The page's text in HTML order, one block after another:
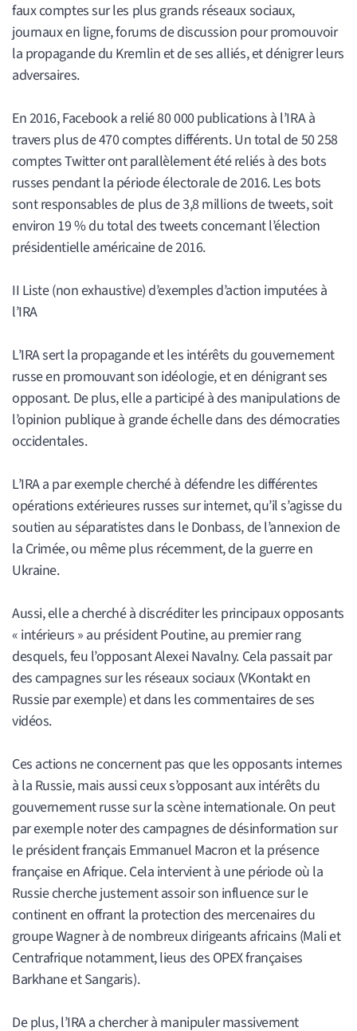
faux comptes sur les plus grands réseaux sociaux,
journaux en ligne, forums de discussion pour promouvoir
la propagande du Kremlin et de ses alliés, et dénigrer leurs
adversaires.
En 2016, Facebook a relié 80 000 publications à l’IRA à
travers plus de 470 comptes différents. Un total de 50 258
comptes Twitter ont parallèlement été reliés à des bots
russes pendant la période électorale de 2016. Les bots
sont responsables de plus de 3,8 millions de tweets, soit
environ 19 % du total des tweets concernant l’élection
présidentielle américaine de 2016.
II Liste (non exhaustive) d’exemples d’action imputées à
l’IRA
L’IRA sert la propagande et les intérêts du gouvernement
russe en promouvant son idéologie, et en dénigrant ses
opposant. De plus, elle a participé à des manipulations de
l’opinion publique à grande échelle dans des démocraties
occidentales.
L’IRA a par exemple cherché à défendre les différentes
opérations extérieures russes sur internet, qu’il s’agisse du
soutien au séparatistes dans le Donbass, de l’annexion de
la Crimée, ou même plus récemment, de la guerre en
Ukraine.
Aussi, elle a cherché à discréditer les principaux opposants
« intérieurs » au président Poutine, au premier rang
desquels, feu l’opposant Alexei Navalny. Cela passait par
des campagnes sur les réseaux sociaux (VKontakt en
Russie par exemple) et dans les commentaires de ses
vidéos.
Ces actions ne concernent pas que les opposants internes
à la Russie, mais aussi ceux s’opposant aux intérêts du
gouvernement russe sur la scène internationale. On peut
par exemple noter des campagnes de désinformation sur
le président français Emmanuel Macron et la présence
française en Afrique. Cela intervient à une période où la
Russie cherche justement assoir son influence sur le
continent en offrant la protection des mercenaires du
groupe Wagner à de nombreux dirigeants africains (Mali et
Centrafrique notamment, lieus des OPEX françaises
Barkhane et Sangaris).
De plus, l’IRA a chercher à manipuler massivement